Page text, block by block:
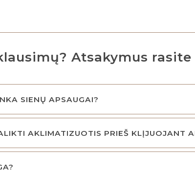
Atsakymus rasite
SIENŲ APSAUGAI?
AKLIMATIZUOTIS PRIEŠ KLĮJUOJANT